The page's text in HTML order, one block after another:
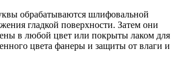
обрабатываются шлифовальной
гладкой поверхности. Затем они
в любой цвет или покрыты лаком для
цвета фанеры и защиты от влаги и